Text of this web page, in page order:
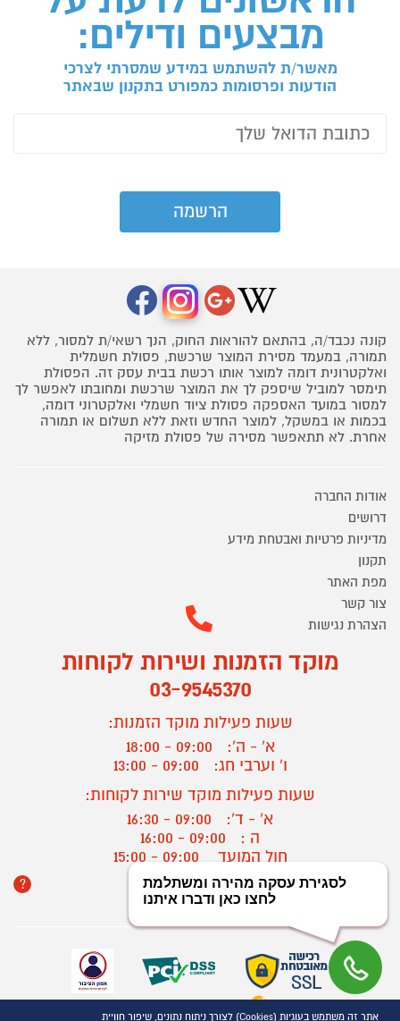
מבצעים ודילים:
מאשר/ת להשתמש במידע שמסרתי לצרכי
הודעות ופרסומות כמפורט בתקנון שבאתר
קונה נכבד/ה, בהתאם להוראות החוק, הנך רשאי/ת למסור, ללא
תמורה, במעמד מסירת המוצר שרכשת, פסולת חשמלית
ואלקטרונית דומה למוצר אותו רכשת בבית עסק זה. הפסולת
תימסר למוביל שיספק לך את המוצר שרכשת ומחובתו לאפשר לך
למסור במועד האספקה פסולת ציוד חשמלי ואלקטרוני דומה,
בכמות או במשקל, למוצר החדש וזאת ללא תשלום או תמורה
אחרת. לא תתאפשר מסירה של פסולת מזיקה
אודות החברה
דרושים
מדיניות פרטיות ואבטחת מידע
תקנון
מפת האתר
צור קשר
הצהרת נגישות
מוקד הזמנות ושירות לקוחות
03-9545370
שעות פעילות מוקד הזמנות:
א' - ה':
09:00 - 18:00
ו' וערבי חג:
09:00 - 13:00
שעות פעילות מוקד שירות לקוחות:
א' - ד':
09:00 - 16:30
ה :
09:00 - 16:00
חול המועד
? יצירת קשר/ביטול הזמנה
אתר זה משתמש בעוגיות (Cookies) לצורך ניתוח נתונים, שיפור חוויית